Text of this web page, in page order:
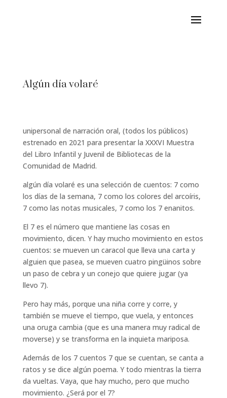
Algún día volaré
unipersonal de narración oral, (todos los públicos)
estrenado en 2021 para presentar la XXXVI Muestra
del Libro Infantil y Juvenil de Bibliotecas de la
Comunidad de Madrid.
algún día volaré es una selección de cuentos: 7 como
los días de la semana, 7 como los colores del arcoíris,
7 como las notas musicales, 7 como los 7 enanitos.
El 7 es el número que mantiene las cosas en
movimiento, dicen. Y hay mucho movimiento en estos
cuentos: se mueven un caracol que lleva una carta y
alguien que pasea, se mueven cuatro pingüinos sobre
un paso de cebra y un conejo que quiere jugar (ya
llevo 7).
Pero hay más, porque una niña corre y corre, y
también se mueve el tiempo, que vuela, y entonces
una oruga cambia (que es una manera muy radical de
moverse) y se transforma en la inquieta mariposa.
Además de los 7 cuentos 7 que se cuentan, se canta a
ratos y se dice algún poema. Y todo mientras la tierra
da vueltas. Vaya, que hay mucho, pero que mucho
movimiento. ¿Será por el 7?